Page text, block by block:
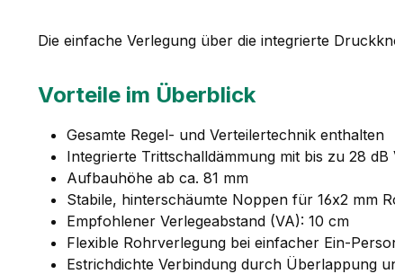
Die einfache Verlegung über die integrierte
Vorteile im Überblick
Gesamte Regel- und Verteilertechnik enthalten
Integrierte Trittschalldämmung mit bis zu 28 dB
Aufbauhöhe ab ca. 81 mm
Stabile, hinterschäumte Noppen für 16x2 mm
Empfohlener Verlegeabstand (VA): 10 cm
Flexible Rohrverlegung bei einfacher Ein-
Estrichdichte Verbindung durch Überlappung